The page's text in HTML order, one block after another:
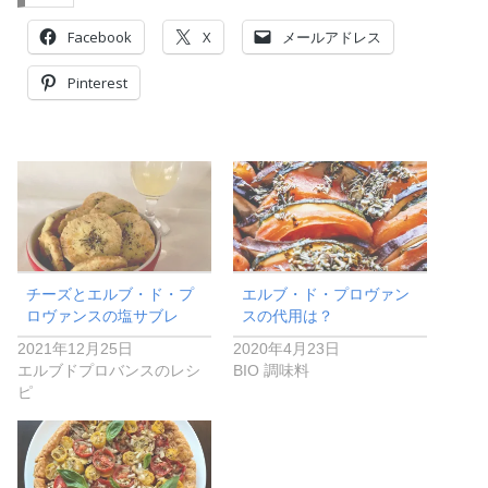
Facebook X メールアドレス
Pinterest
チーズとエルブ・ド・プ
ロヴァンスの塩サブレ
2021年12月25日
エルブドプロバンスのレシ
ピ
エルブ・ド・プロヴァン
スの代用は？
2020年4月23日
BIO 調味料